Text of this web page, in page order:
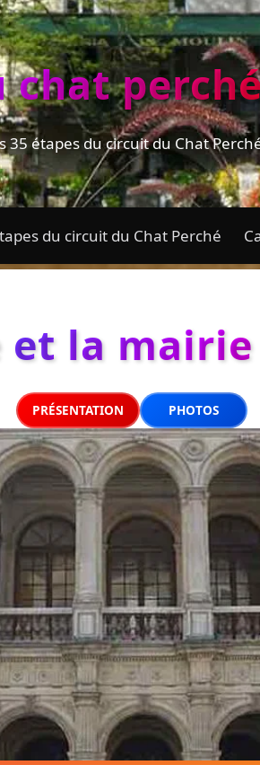
chat
35 étapes du circuit du Chat
du circuit du Chat Perché
la mairie
PRÉSENTATION PHOTOS